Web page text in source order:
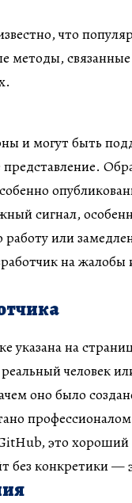
что
методы,
и могут быть
сигнал,
или
на
указана на
человек
оно было
это
без конкретики —